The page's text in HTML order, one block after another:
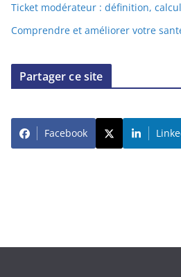
Ticket modérateur : définition,
Comprendre et améliorer votre
Partager ce site
Facebook